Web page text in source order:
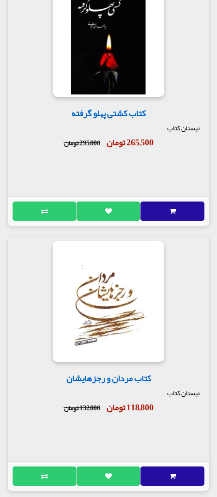
کتاب کشتی پهلو گرفته
نیستان کتاب
265,500 تومان 295,000 تومان
کتاب مردان و رجزهایشان
نیستان کتاب
118,800 تومان 132,000 تومان